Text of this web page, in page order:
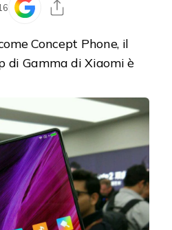
Concept Phone, il
di Gamma di Xiaomi è